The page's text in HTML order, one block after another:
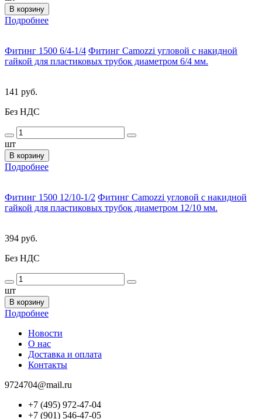
В корзину
Подробнее
Фитинг 1500 6/4-1/4 Фитинг Camozzi угловой с накидной
гайкой для пластиковых трубок диаметром 6/4 мм.
141 руб.
Без НДС
шт
В корзину
Подробнее
Фитинг 1500 12/10-1/2 Фитинг Camozzi угловой с накидной
гайкой для пластиковых трубок диаметром 12/10 мм.
394 руб.
Без НДС
шт
В корзину
Подробнее
Новости
О нас
Доставка и оплата
Контакты
9724704@mail.ru
+7 (495) 972-47-04
+7 (901) 546-47-05